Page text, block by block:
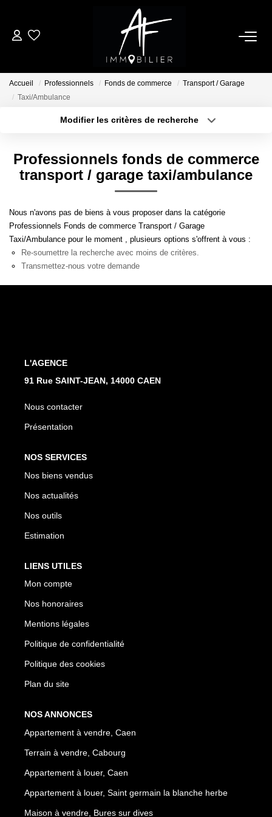
ACHETER
NOTRE AGENCE
Notre Équipe
Nos Services
Accueil Professionnels Fonds de commerce
Transport / Garage
Taxi/Ambulance
Modifier les critères de recherche
Sélectionnez...
Type de bien
Surface min
Créer une alerte
Professionnels fonds de commerce
transport / garage taxi/ambulance
Nous n'avons pas de biens à vous proposer dans la catégorie
Professionnels Fonds de commerce Transport / Garage
Taxi/Ambulance pour le moment , plusieurs options s'offrent à vous :
Re-soumettre la recherche avec moins de critères.
Transmettez-nous votre demande
L'AGENCE
91 Rue SAINT-JEAN, 14000 CAEN
Nous contacter
Présentation
NOS SERVICES
Nos biens vendus
Nos actualités
Nos outils
Estimation
LIENS UTILES
Mon compte
Nos honoraires
Mentions légales
Politique de confidentialité
Politique des cookies
Plan du site
NOS ANNONCES
Appartement à vendre, Caen
Terrain à vendre, Cabourg
Appartement à louer, Caen
Appartement à louer, Saint germain la blanche herbe
Maison à vendre, Bures sur dives